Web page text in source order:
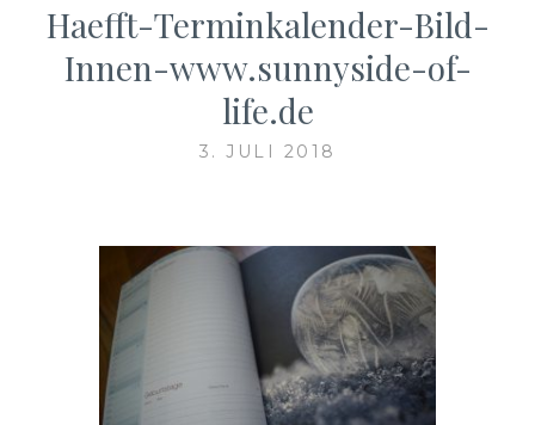
Haefft-Terminkalender-Bild-
Innen-www.sunnyside-of-
life.de
3. JULI 2018